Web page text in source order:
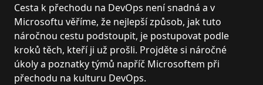
Cesta k přechodu na DevOps není snadná a v
Microsoftu věříme, že nejlepší způsob, jak tuto
náročnou cestu podstoupit, je postupovat podle
kroků těch, kteří ji už prošli. Projděte si náročné
úkoly a poznatky týmů napříč Microsoftem při
přechodu na kulturu DevOps.